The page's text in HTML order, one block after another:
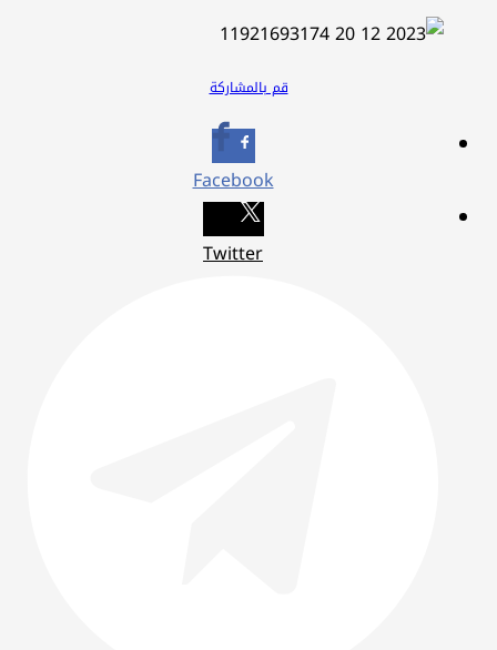
قم بالمشاركة
Facebook
Twitter